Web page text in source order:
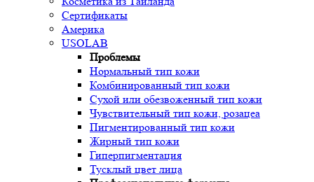
Сертификаты
Америка
USOLAB
Проблемы
Нормальный тип кожи
Комбинированный тип кожи
Сухой или обезвоженный тип кожи
Чувствительный тип кожи, розацеа
Пигментированный тип кожи
Жирный тип кожи
Гиперпигментация
Тусклый цвет лица